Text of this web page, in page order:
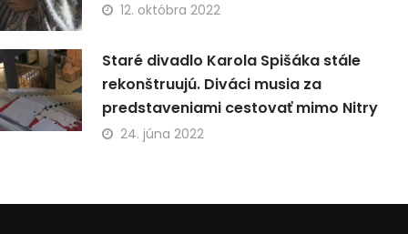
12. októbra 2022
Staré divadlo Karola Spišáka stále
rekonštruujú. Diváci musia za
predstaveniami cestovať mimo Nitry
24. júna 2022